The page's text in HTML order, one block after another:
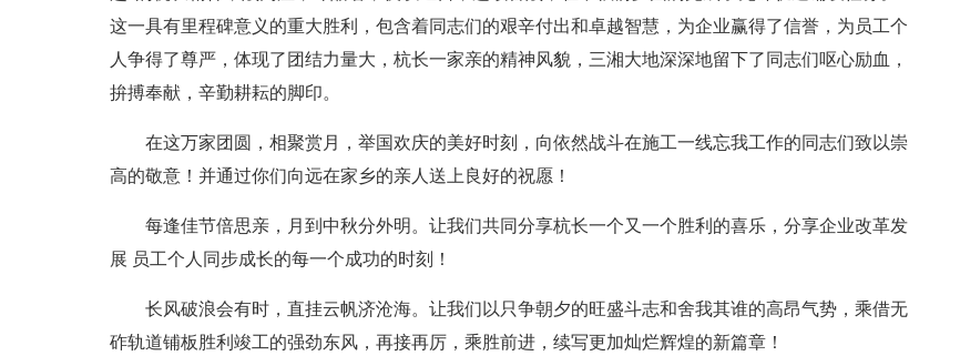
这一具有里程碑意义的重大胜利，包含着同志们的艰辛付出和卓越智慧，为企业赢得了信誉，为员工个
人争得了尊严，体现了团结力量大，杭长一家亲的精神风貌，三湘大地深深地留下了同志们呕心励血，
拚搏奉献，辛勤耕耘的脚印。
在这万家团圆，相聚赏月，举国欢庆的美好时刻，向依然战斗在施工一线忘我工作的同志们致以崇
高的敬意！并通过你们向远在家乡的亲人送上良好的祝愿！
每逢佳节倍思亲，月到中秋分外明。让我们共同分享杭长一个又一个胜利的喜乐，分享企业改革发
展 员工个人同步成长的每一个成功的时刻！
长风破浪会有时，直挂云帆济沧海。让我们以只争朝夕的旺盛斗志和舍我其谁的高昂气势，乘借无
砟轨道铺板胜利竣工的强劲东风，再接再厉，乘胜前进，续写更加灿烂辉煌的新篇章！